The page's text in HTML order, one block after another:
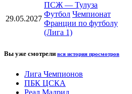
29.05.2027
ПСЖ — Тулуза
Футбол Чемпионат
Франции по футболу
(Лига 1)
Вы уже смотрели вся история просмотров
Лига Чемпионов
ПБК ЦСКА
Реал Мадрид